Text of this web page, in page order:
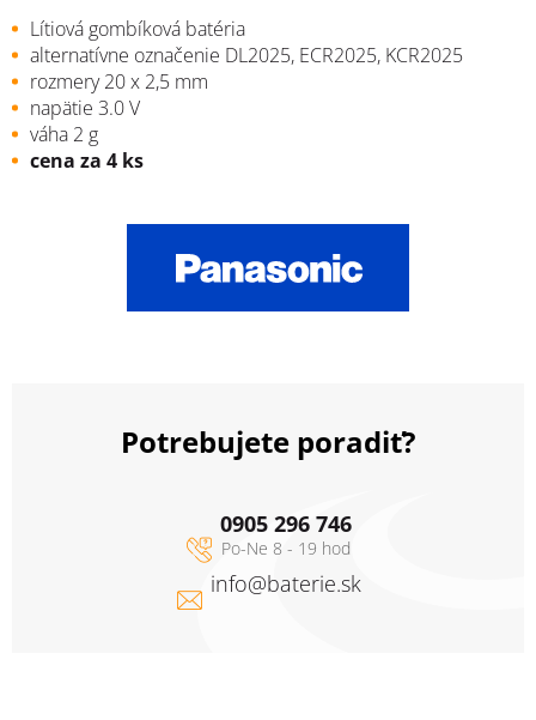
Lítiová gombíková batéria
alternatívne označenie DL2025, ECR2025, KCR2025
rozmery 20 x 2,5 mm
napätie 3.0 V
váha 2 g
cena za 4 ks
Potrebujete poradiť?
info@baterie.sk
0905 296 746